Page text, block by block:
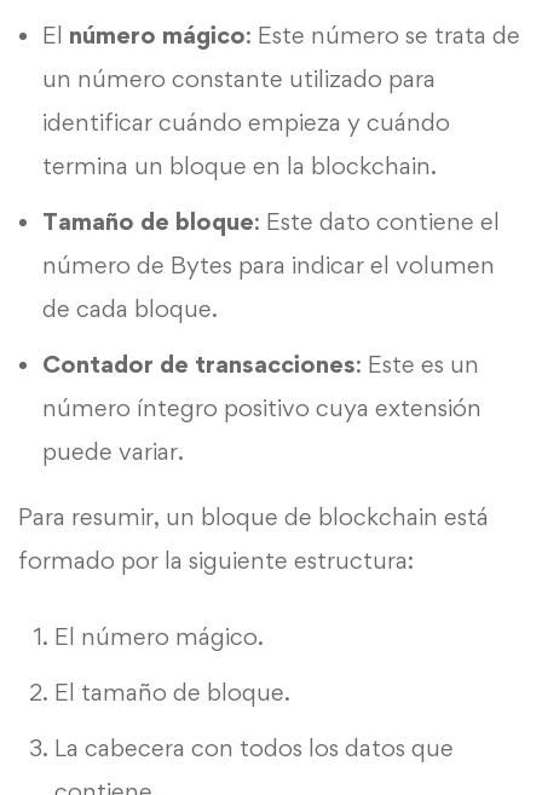
El número mágico: Este número se trata de
un número constante utilizado para
identificar cuándo empieza y cuándo
termina un bloque en la blockchain.
Tamaño de bloque: Este dato contiene el
número de Bytes para indicar el volumen
de cada bloque.
Contador de transacciones: Este es un
número íntegro positivo cuya extensión
puede variar.
Para resumir, un bloque de blockchain está
formado por la siguiente estructura:
El número mágico.
El tamaño de bloque.
La cabecera con todos los datos que